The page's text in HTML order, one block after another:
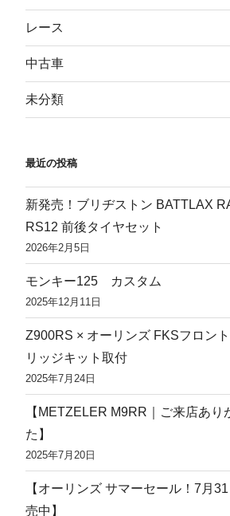
レース
中古車
未分類
最近の投稿
新発売！ブリヂストン BATTLAX
RS12 前後タイヤセット
2026年2月5日
モンキー125 カスタム
2025年12月11日
Z900RS × オーリンズ FKSフロン
リッジキット取付
2025年7月24日
【METZELER M9RR｜ご来店あり
た】
2025年7月20日
【オーリンズ サマーセール！7月
売中】